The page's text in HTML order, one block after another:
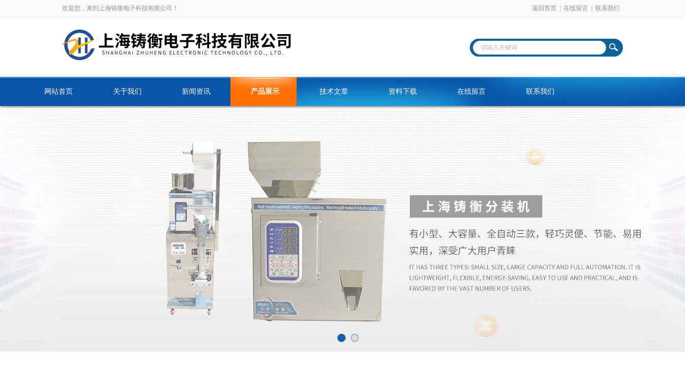
欢迎您，来到上海铸衡电子科技有限公司！ 返回首页 在线留言 联系我们
网站首页 关于我们 新闻资讯 产品展示 技术文章 资料下载 在线留言 联系我们